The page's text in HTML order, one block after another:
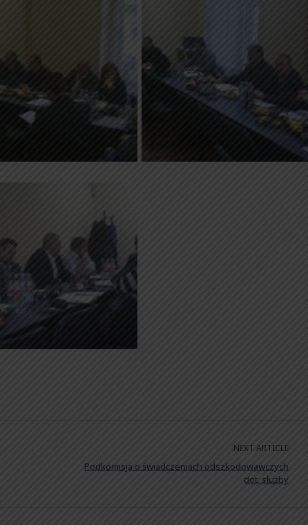
NEXT ARTICLE
Podkomisja o świadczeniach odszkodowawczych
dot. służby